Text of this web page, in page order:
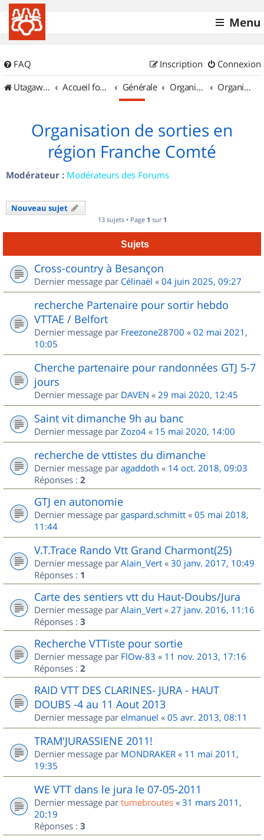
Menu
FAQ Connexion
Inscription
UtagawaVTT (Randos VTT et VTTAE avec traces GPS)
Accueil forum Générale Organisation de sorties & Recherche de partenaires Organisation de sorties en région Franche Comté
Organisation de sorties en
région Franche Comté
Modérateur : Modérateurs des Forums
Nouveau sujet
13 sujets • Page 1 sur 1
Sujets
Cross-country à Besançon
Dernier message par Célinaël « 04 juin 2025, 09:27
recherche Partenaire pour sortir hebdo
VTTAE / Belfort
Dernier message par Freezone28700 « 02 mai 2021,
10:05
Cherche partenaire pour randonnées GTJ 5-7
jours
Dernier message par DAVEN « 29 mai 2020, 12:45
Saint vit dimanche 9h au banc
Dernier message par Zozo4 « 15 mai 2020, 14:00
recherche de vttistes du dimanche
Dernier message par agaddoth « 14 oct. 2018, 09:03
Réponses : 2
GTJ en autonomie
Dernier message par gaspard.schmitt « 05 mai 2018,
11:44
V.T.Trace Rando Vtt Grand Charmont(25)
Dernier message par Alain_Vert « 30 janv. 2017, 10:49
Réponses : 1
Carte des sentiers vtt du Haut-Doubs/Jura
Dernier message par Alain_Vert « 27 janv. 2016, 11:16
Réponses : 3
Recherche VTTiste pour sortie
Dernier message par FlOw-83 « 11 nov. 2013, 17:16
Réponses : 2
RAID VTT DES CLARINES- JURA - HAUT
DOUBS -4 au 11 Aout 2013
Dernier message par elmanuel « 05 avr. 2013, 08:11
TRAM'JURASSIENE 2011!
Dernier message par MONDRAKER « 11 mai 2011,
19:35
WE VTT dans le jura le 07-05-2011
Dernier message par tumebroutes « 31 mars 2011,
20:19
Réponses : 3